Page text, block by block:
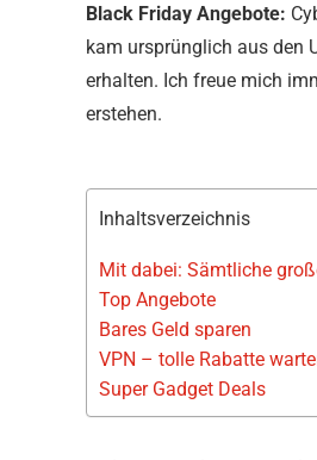
Black Friday Angebote:
kam ursprünglich aus den
erhalten. Ich freue mich
erstehen.
Inhaltsverzeichnis
Mit dabei: Sämtliche
Top Angebote
Bares Geld sparen
VPN – tolle Rabatte
Super Gadget Deals